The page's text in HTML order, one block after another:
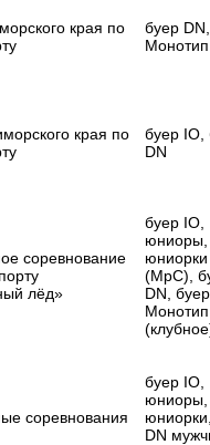
края по
буер
края по
буер IO,
DN
соревнование
лёд»
буер IO,
юниоры,
юниорки
(МрС),
DN, буер
соревнования
буер IO,
юниоры,
DN